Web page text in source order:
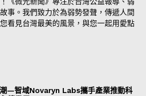
事。我們致力於為弱勢發聲，傳遞人間
看見台灣最美的風景，與您一起用愛點
—智域Novaryn Labs攜手產業推動科